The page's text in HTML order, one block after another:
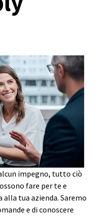
impegno, tutto ciò
fare per te e
tua azienda. Saremo
e di conoscere